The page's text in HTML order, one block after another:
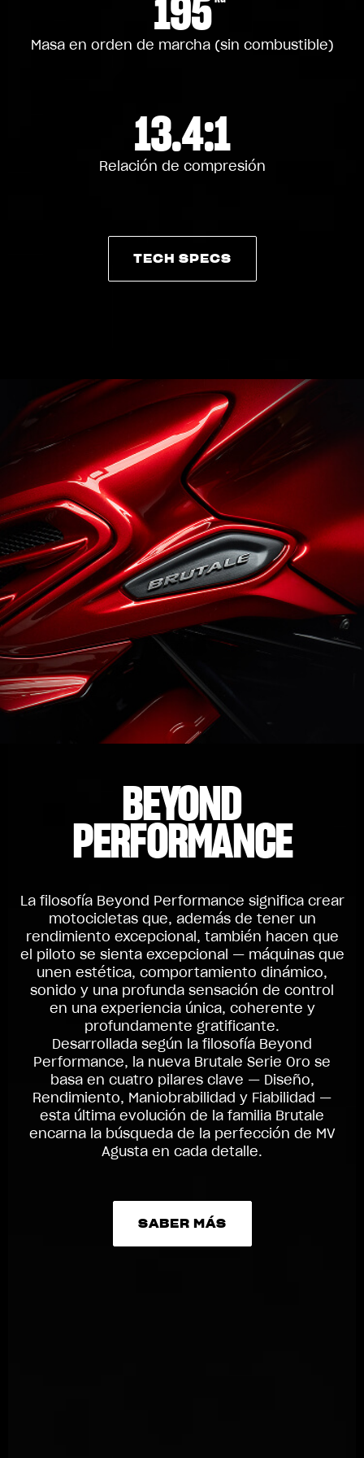
195
Masa en orden de marcha (sin combustible)
13.4:1
Relación de compresión
TECH SPECS
BEYOND
PERFORMANCE
La filosofía Beyond Performance significa crear
motocicletas que, además de tener un
rendimiento excepcional, también hacen que
el piloto se sienta excepcional — máquinas que
unen estética, comportamiento dinámico,
sonido y una profunda sensación de control
en una experiencia única, coherente y
profundamente gratificante.
Desarrollada según la filosofía Beyond
Performance, la nueva Brutale Serie Oro se
basa en cuatro pilares clave — Diseño,
Rendimiento, Maniobrabilidad y Fiabilidad —
esta última evolución de la familia Brutale
encarna la búsqueda de la perfección de MV
Agusta en cada detalle.
SABER MÁS